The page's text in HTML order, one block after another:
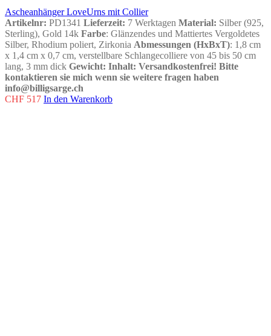
Ascheanhänger LoveUrns mit Collier
Artikelnr: PD1341 Lieferzeit: 7 Werktagen Material: Silber (925,
Sterling), Gold 14k Farbe: Glänzendes und Mattiertes Vergoldetes
Silber, Rhodium poliert, Zirkonia Abmessungen (HxBxT): 1,8 cm
x 1,4 cm x 0,7 cm, verstellbare Schlangecolliere von 45 bis 50 cm
lang, 3 mm dick Gewicht: Inhalt: Versandkostenfrei! Bitte
kontaktieren sie mich wenn sie weitere fragen haben
info@billigsarge.ch
CHF 517 In den Warenkorb